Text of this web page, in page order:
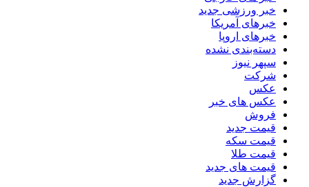
خبر ورزشی جدید
خبرهای آمریکا
خبرهای اروپا
دسته‌بندی نشده
سپهر نیوز
شرکت
عکس
عکس های خبر
فروش
قیمت جدید
قیمت سکه
قیمت طلا
قیمت های جدید
گزارش جدید